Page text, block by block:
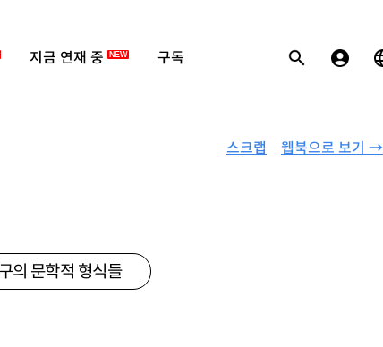
지금 연재 중 NEW 구독
웹북으로 보기 →
스크랩
의 문학적 형식들